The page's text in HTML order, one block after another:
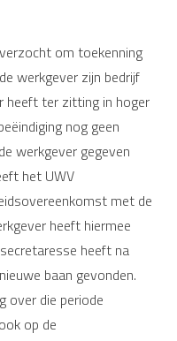
om toekenning
werkgever zijn bedrijf
heeft ter zitting in hoger
nog geen
werkgever gegeven
het UWV
met de
heeft hiermee
heeft na
baan gevonden.
over die periode
op de